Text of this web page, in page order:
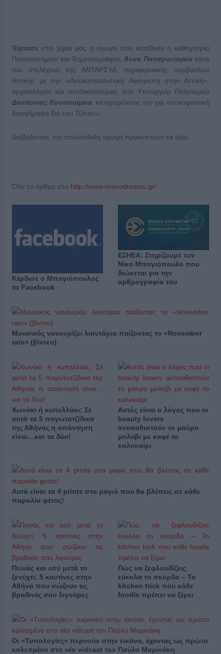
Έφτασε στα χέρια μας η αγωγή που κατέθεσε η καθηγήτρια
Πανεπιστήμιου και δημοσιογράφος Άννα Παναγιωταρέακατά
του στελέχους της ΑΝΤΑΡΣΥΑ, περιφερειακής συμβούλου
Αττικής με την «Αντικαπιταλιστική Ανατροπή στην Αττική»,
αρχαιολόγου και συνδικαλίστριας στο Υπουργείο Πολιτισμού
Δέσποινας Κουτσούμπα, κατηγορώντας την για «συκοφαντική
δυσφήμηση διά του Τύπου».
Διαβάζοντας την πολυσέλιδη αγωγή προκύπτουν τα εξής:
Όλο το άρθρο στο http://www.imerodromos.gr/
Κέρδισε ο Μπογιόπουλος
το Facebook
ΕΣΗΕΑ: Στηρίζουμε τον
Νίκο Μπογιόπουλο που
διώκεται για την
αρθρογραφία του
Μουσικός νανουρίζει λιοντάρια παίζοντας το «November
rain» (βίντεο)
Χωνάκι ή κυπελλάκι; Σε
αυτά τα 5 παγωτατζίδικα
της Αθήνας η απάντηση
είναι…και τα δύο!
Αυτός είναι ο λόγος που οι
beauty lovers
αντικαθιστούν το μαύρο
μολύβι με καφέ το
καλοκαίρι
Αυτά είναι τα 4 prints στα μαγιό που θα βλέπεις σε κάθε
παραλία φέτος!
Πεινάς και εσύ μετά το
ξενύχτι; 5 καντίνες στην
Αθήνα που σώζουν τις
βραδινές σου λιγούρες
Πώς να ξεφλουδίζεις
εύκολα το σκόρδο – Το
kitchen trick που κάθε
foodie πρέπει να ξέρει
Οι «Τυπολογίες» περνούν στην εικόνα, έχοντας ως πρώτο
καλεσμένο στο νέο vidcast τον Παύλο Μαρινάκη